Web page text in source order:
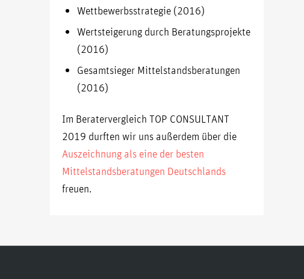
Wettbewerbsstrategie (2016)
Wertsteigerung durch Beratungsprojekte
(2016)
Gesamtsieger Mittelstandsberatungen
(2016)
Im Beratervergleich TOP CONSULTANT
2019 durften wir uns außerdem über die
Auszeichnung als eine der besten
Mittelstandsberatungen Deutschlands
freuen.